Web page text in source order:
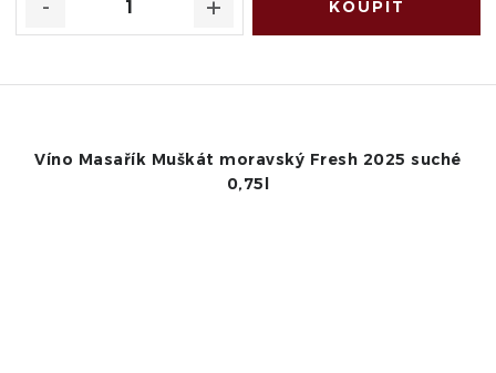
Víno Masařík Muškát moravský Fresh 2025 suché
0,75l